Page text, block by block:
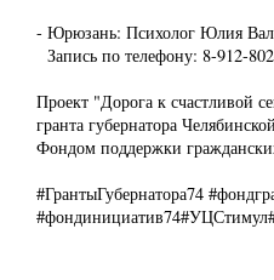
- Юрюзань: Психолог Юлия
Запись по телефону: 8-912-
Проект "Дорога к счастливой
гранта губернатора
Фондом поддержки
#ГрантыГубернатора74